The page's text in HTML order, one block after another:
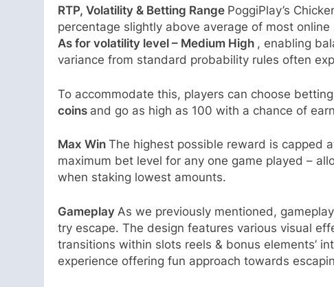
RTP, Volatility & Betting Range PoggiPlay’s
percentage slightly above average of most
As for volatility level – Medium High , enabling
variance from standard probability rules often
To accommodate this, players can choose
coins and go as high as 100 with a chance of
Max Win The highest possible reward is capped
maximum bet level for any one game played –
when staking lowest amounts.
Gameplay As we previously mentioned,
try escape. The design features various visual
transitions within slots reels & bonus elements’
experience offering fun approach towards